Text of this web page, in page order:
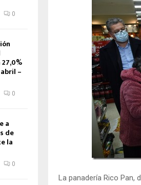
La panadería Rico Pan,
0
–
0
a
de
la
0